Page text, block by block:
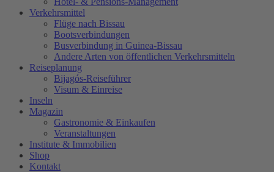
Verkehrsmittel
Flüge nach Bissau
Bootsverbindungen
Busverbindung in Guinea-Bissau
Andere Arten von öffentlichen Verkehrsmitteln
Reiseplanung
Bijagós-Reiseführer
Visum & Einreise
Inseln
Magazin
Gastronomie & Einkaufen
Veranstaltungen
Institute & Immobilien
Shop
Kontakt